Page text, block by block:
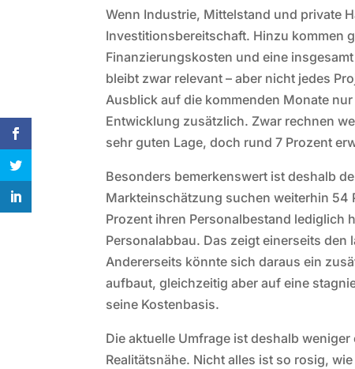
Wenn Industrie, Mittelstand und private
Investitionsbereitschaft. Hinzu kommen
Finanzierungskosten und eine
bleibt zwar relevant – aber nicht jedes
Ausblick auf die kommenden Monate
Entwicklung zusätzlich. Zwar rechnen
sehr guten Lage, doch rund 7 Prozent
Besonders bemerkenswert ist deshalb
Markteinschätzung suchen weiterhin 54
Prozent ihren Personalbestand lediglich
Personalabbau. Das zeigt einerseits
Andererseits könnte sich daraus ein
aufbaut, gleichzeitig aber auf eine
seine Kostenbasis.
Die aktuelle Umfrage ist deshalb
Realitätsnähe. Nicht alles ist so rosig,